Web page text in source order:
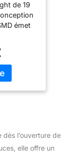
97
de 19
émet
à
de
le
et
ring
dès l’ouverture de
elle offre un